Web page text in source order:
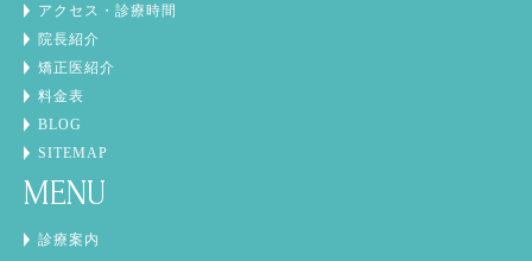
アクセス・診療時間
院長紹介
矯正医紹介
料金表
BLOG
SITEMAP
MENU
診療案内